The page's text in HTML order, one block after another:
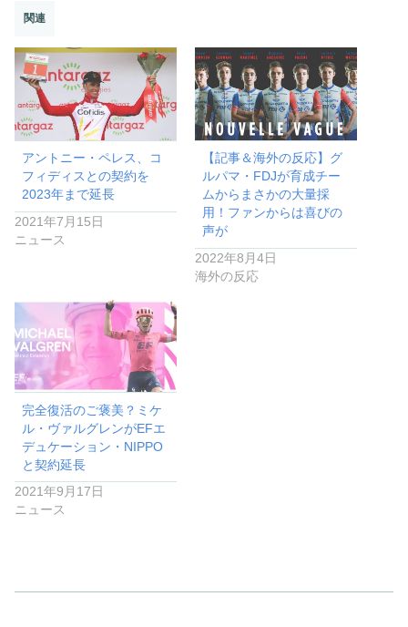
関連
アントニー・ペレス、コ
フィディスとの契約を
2023年まで延長
2021年7月15日
ニュース
【記事＆海外の反応】グ
ルパマ・FDJが育成チー
ムからまさかの大量採
用！ファンからは喜びの
声が
2022年8月4日
海外の反応
完全復活のご褒美？ミケ
ル・ヴァルグレンがEFエ
デュケーション・NIPPO
と契約延長
2021年9月17日
ニュース